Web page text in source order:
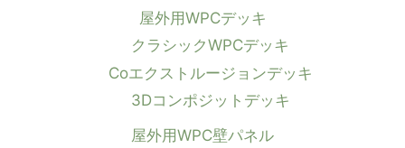
屋外用WPCデッキ
クラシックWPCデッキ
Coエクストルージョンデッキ
3Dコンポジットデッキ
屋外用WPC壁パネル